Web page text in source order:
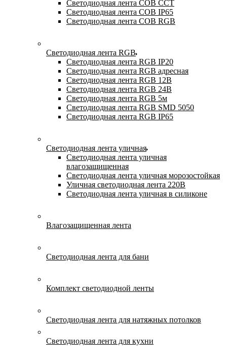
Светодиодная лента COB CCT
Светодиодная лента COB IP65
Светодиодная лента COB RGB
Светодиодная лента RGB
Светодиодная лента RGB IP20
Светодиодная лента RGB адресная
Светодиодная лента RGB 12В
Светодиодная лента RGB 24В
Светодиодная лента RGB 5м
Светодиодная лента RGB SMD 5050
Светодиодная лента RGB IP65
Светодиодная лента уличная
Светодиодная лента уличная
влагозащищенная
Светодиодная лента уличная морозостойкая
Уличная светодиодная лента 220В
Светодиодная лента уличная в силиконе
Влагозащищенная лента
Светодиодная лента для бани
Комплект светодиодной ленты
Светодиодная лента для натяжных потолков
Светодиодная лента для кухни